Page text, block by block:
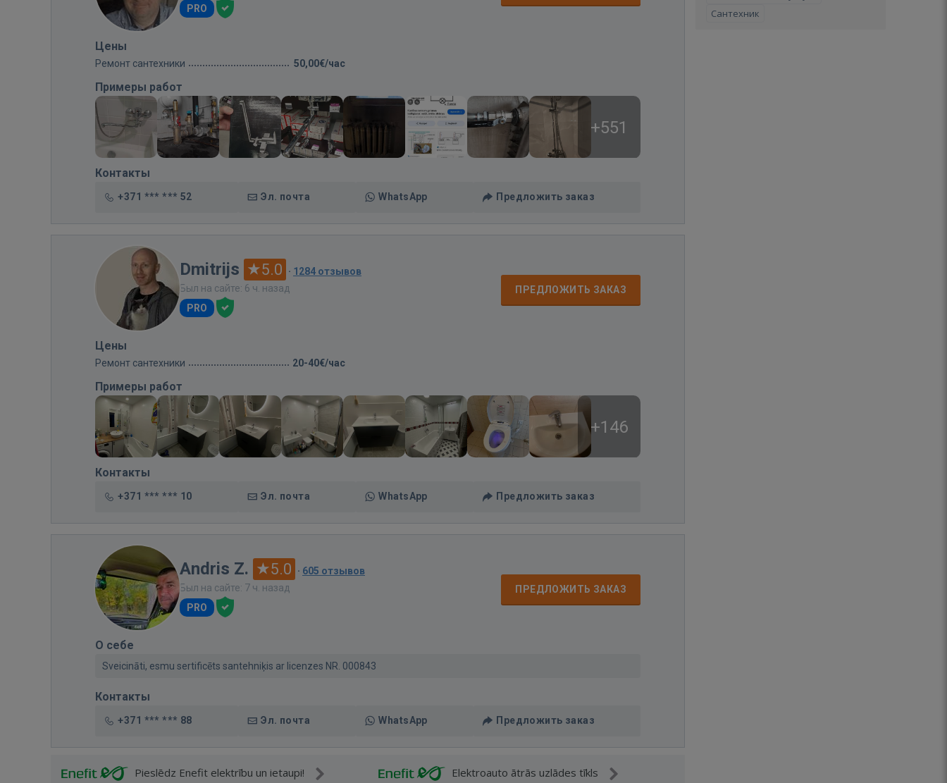
PRO
Цены
Ремонт сантехники 50,00€/час
Примеры работ
+551
Контакты
+371 *** *** 52 Эл. почта WhatsApp Предложить заказ
Dmitrijs 5.0 · 1284 отзывов
Был на сайте: 6 ч. назад
PRO
ПРЕДЛОЖИТЬ ЗАКАЗ
Цены
Ремонт сантехники 20-40€/час
Примеры работ
+146
Контакты
+371 *** *** 10 Эл. почта WhatsApp Предложить заказ
Andris Z. 5.0 · 605 отзывов
Был на сайте: 7 ч. назад
PRO
ПРЕДЛОЖИТЬ ЗАКАЗ
О себе
Sveicināti, esmu sertificēts santehniķis ar licenzes NR. 000843
Контакты
+371 *** *** 88 Эл. почта WhatsApp Предложить заказ
Pieslēdz Enefit elektrību un ietaupi! Elektroauto ātrās uzlādes tīkls
Сантехник